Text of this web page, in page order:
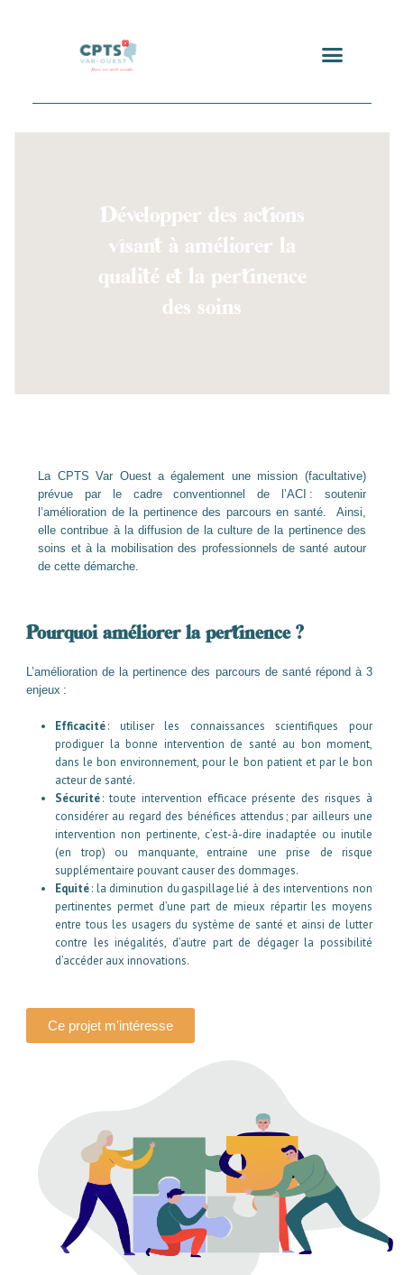
Développer des actions
visant à améliorer la
qualité et la pertinence
des soins
La CPTS Var Ouest a également une mission (facultative)
prévue par le cadre conventionnel de l’ACI : soutenir
l’amélioration de la pertinence des parcours en santé.
Ainsi,
elle contribue à la diffusion de la culture de la pertinence des
soins et à la mobilisation des professionnels de santé autour
de cette démarche.
Pourquoi améliorer la pertinence ?
L’amélioration de la pertinence des parcours de santé répond à 3
enjeux :
Efficacité: utiliser les connaissances scientifiques pour
prodiguer la bonne intervention de santé au bon moment,
dans le bon environnement, pour le bon patient et par le bon
acteur de santé.
Sécurité: toute intervention efficace présente des risques à
considérer au regard des bénéfices attendus ; par ailleurs une
intervention non pertinente, c’est-à-dire inadaptée ou inutile
(en trop) ou manquante, entraine une prise de risque
supplémentaire pouvant causer des dommages.
Equité: la diminution du gaspillage lié à des interventions non
pertinentes permet d’une part de mieux répartir les moyens
entre tous les usagers du système de santé et ainsi de lutter
contre les inégalités, d’autre part de dégager la possibilité
d’accéder aux innovations.
Ce projet m'intéresse